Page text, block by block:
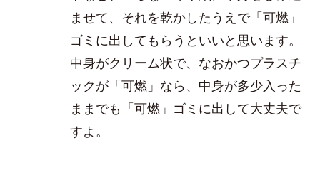
ませて、それを乾かしたうえで「可燃」
ゴミに出してもらうといいと思います。
中身がクリーム状で、なおかつプラスチ
ックが「可燃」なら、中身が多少入った
ままでも「可燃」ゴミに出して大丈夫で
すよ。